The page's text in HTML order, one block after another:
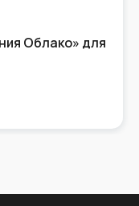
Облако» для